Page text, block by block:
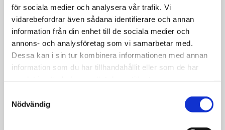
för sociala medier och analysera vår trafik. Vi
vidarebefordrar även sådana identifierare och annan
information från din enhet till de sociala medier och
annons- och analysföretag som vi samarbetar med.
Dessa kan i sin tur kombinera informationen med annan
information som du har tillhandahållit eller som de har
Nödvändig
Huskvarna
rekrytering: ”Gjorde